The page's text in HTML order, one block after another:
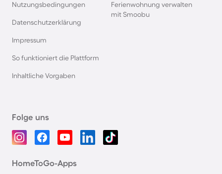
Nutzungsbedingungen
Datenschutzerklärung
Impressum
So funktioniert die Plattform
Inhaltliche Vorgaben
Ferienwohnung verwalten
mit Smoobu
Folge uns
HomeToGo-Apps